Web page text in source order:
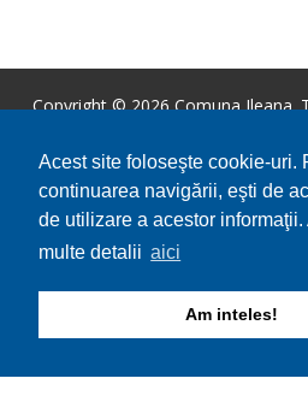
Acest site foloseşte cookie-uri.
continuarea navigării, eşti de
de utilizare a acestor informaţii.
multe detalii aici
Am inteles!
Copyright © 2026 Comuna Ileana.